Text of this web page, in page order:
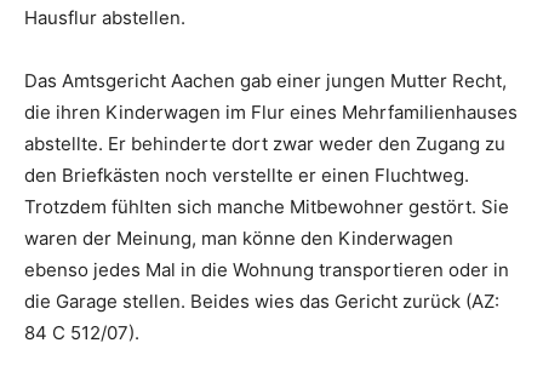
Hausflur abstellen.
Das Amtsgericht Aachen gab einer jungen Mutter Recht,
die ihren Kinderwagen im Flur eines Mehrfamilienhauses
abstellte. Er behinderte dort zwar weder den Zugang zu
den Briefkästen noch verstellte er einen Fluchtweg.
Trotzdem fühlten sich manche Mitbewohner gestört. Sie
waren der Meinung, man könne den Kinderwagen
ebenso jedes Mal in die Wohnung transportieren oder in
die Garage stellen. Beides wies das Gericht zurück (AZ:
84 C 512/07).